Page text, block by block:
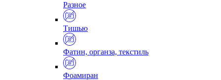
Разное
Тишью
Фатин, органза, текстиль
Фоамиран